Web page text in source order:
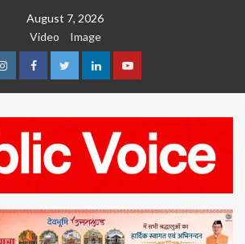
August 7, 2026
Video
Image
InstagramFacebookTwitterLinkedinYoutube